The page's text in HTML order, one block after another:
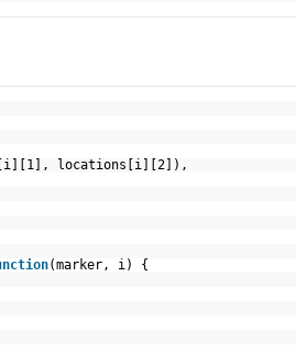
locations[i][2]),
(marker, i) {